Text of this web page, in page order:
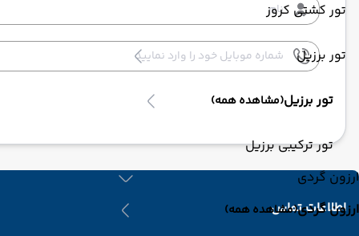
تور کشتی کروز
تور برزیل
تور برزیل(مشاهده همه)
تور ترکیبی برزیل
ارزون گردی
ارزون گردی(مشاهده همه)اطلاعات تماس